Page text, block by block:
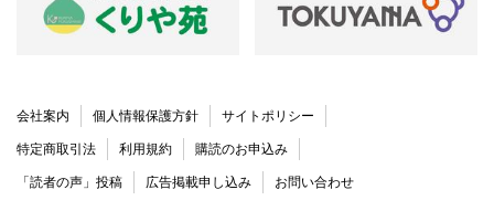
会社案内 個人情報保護方針 サイトポリシー
特定商取引法 利用規約 購読のお申込み
「読者の声」投稿 広告掲載申し込み お問い合わせ